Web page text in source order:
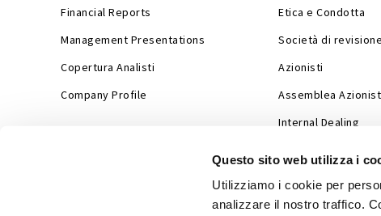
Questo sito web utilizza i
Utilizziamo i cookie per
analizzare il nostro traffico.
Financial Reports
Management Presentations
Copertura Analisti
Company Profile
Etica e Condotta
Società di revisione
Azionisti
Assemblea
Internal Dealing